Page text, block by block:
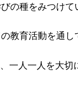
種をみつけて
育活動を通し
人一人を大切